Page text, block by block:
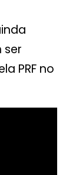
ser
PRF no